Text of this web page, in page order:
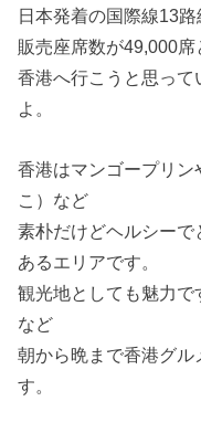
日本発着の国際線13
販売座席数が49,000
香港へ行こうと思っ
よ。
香港はマンゴープリ
こ）など
素朴だけどヘルシー
あるエリアです。
観光地としても魅力
など
朝から晩まで香港グ
す。